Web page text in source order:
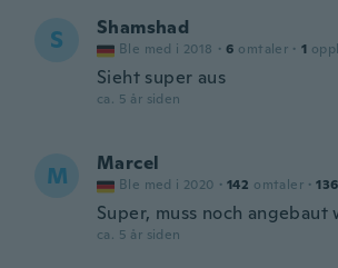
S Shamshad
Ble med i 2018 · 6 omtaler · 1
Sieht super aus
ca. 5 år siden
M Marcel
Ble med i 2020 · 142 omtaler · 136
Super, muss noch angebaut
ca. 5 år siden